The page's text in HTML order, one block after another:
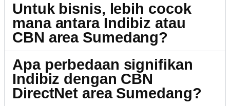
Untuk bisnis, lebih cocok
mana antara Indibiz atau
CBN area Sumedang?
Apa perbedaan signifikan
Indibiz dengan CBN
DirectNet area Sumedang?